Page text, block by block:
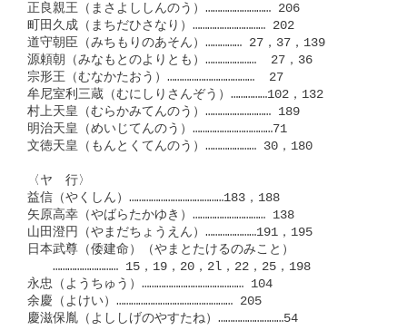
正良親王（まさよししんのう）……………………… 206
町田久成（まちだひさなり）………………………… 202
道守朝臣（みちもりのあそん）…………… 27，37，139
源頼朝（みなもとのよりとも）…………………  27，36
宗形王（むなかたおう）………………………………  27
牟尼室利三蔵（むにしりさんぞう）……………102，132
村上天皇（むらかみてんのう）……………………… 189
明治天皇（めいじてんのう）……………………………71
文徳天皇（もんとくてんのう）………………… 30，180
〈ヤ　行〉
益信（やくしん）…………………………………183，188
矢原高幸（やばらたかゆき）………………………… 138
山田澄円（やまだちょうえん）…………………191，195
日本武尊（倭建命）（やまとたけるのみこと）
……………………… 15，19，20，2l，22，25，198
永忠（ようちゅう）…………………………………… 104
余慶（よけい）………………………………………… 205
慶滋保胤（よししげのやすたね）………………………54